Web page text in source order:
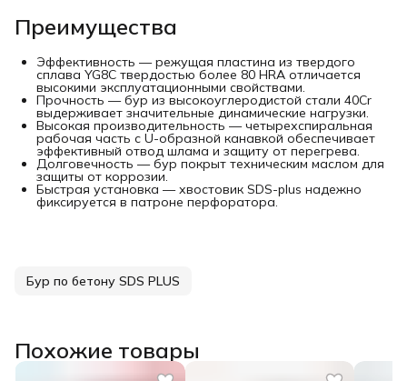
Преимущества
Эффективность — режущая пластина из твердого
сплава YG8C твердостью более 80 HRA отличается
высокими эксплуатационными свойствами.
Прочность — бур из высокоуглеродистой стали 40Cr
выдерживает значительные динамические нагрузки.
Высокая производительность — четырехспиральная
рабочая часть с U-образной канавкой обеспечивает
эффективный отвод шлама и защиту от перегрева.
Долговечность — бур покрыт техническим маслом для
защиты от коррозии.
Быстрая установка — хвостовик SDS-plus надежно
фиксируется в патроне перфоратора.
Бур по бетону SDS PLUS
Похожие товары